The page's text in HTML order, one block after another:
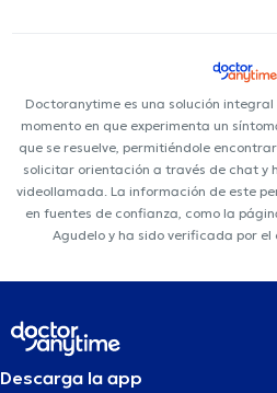
Doctoranytime es una solución
momento en que experimenta un
que se resuelve, permitiéndole
solicitar orientación a través de chat y
videollamada. La información de este
en fuentes de confianza, como la
Agudelo y ha sido verificada por el
Descarga la app